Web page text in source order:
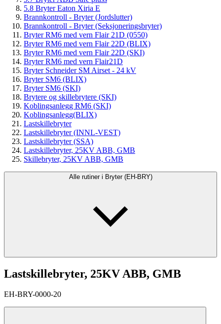
5.8 Bryter Eaton Xiria E
Brannkontroll - Bryter (Jordslutter)
Brannkontroll - Bryter (Seksjoneringsbryter)
Bryter RM6 med vern Flair 21D (0550)
Bryter RM6 med vern Flair 22D (BLIX)
Bryter RM6 med vern Flair 22D (SKI)
Bryter RM6 med vern Flair21D
Bryter Schneider SM Airset - 24 kV
Bryter SM6 (BLIX)
Bryter SM6 (SKI)
Brytere og skillebrytere (SKI)
Koblingsanlegg RM6 (SKI)
Koblingsanlegg(BLIX)
Lastskillebryter
Lastskillebryter (INNL-VEST)
Lastskillebryter (SSA)
Lastskillebryter, 25KV ABB, GMB
Skillebryter, 25KV ABB, GMB
Alle rutiner i Bryter (EH-BRY)
Lastskillebryter, 25KV ABB, GMB
EH-BRY-0000-20